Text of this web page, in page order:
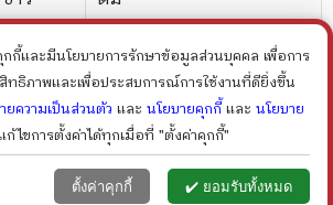
%
shopping_cart
ราคา ฿150
ลดเหลือ ฿113 ลด24%
shopping_cart
ตะกร้า (0 faceเมนูลูกค้า
กกี้และมีนโยบายการรักษาข้อมูลส่วนบุคคล เพื่อการ
ทธิภาพและเพื่อประสบการณ์การใช้งานที่ดียิ่งขึ้น
ยความเป็นส่วนตัว และ นโยบายคุกกี้ และ นโยบาย
ไขการตั้งค่าได้ทุกเมื่อที่ "ตั้งค่าคุกกี้"
ตั้งค่าคุกกี้ ✔️ ยอมรับทั้งหมด